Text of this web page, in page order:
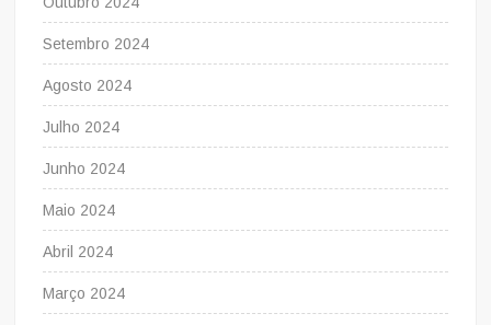
Setembro 2024
Agosto 2024
Julho 2024
Junho 2024
Maio 2024
Abril 2024
Março 2024